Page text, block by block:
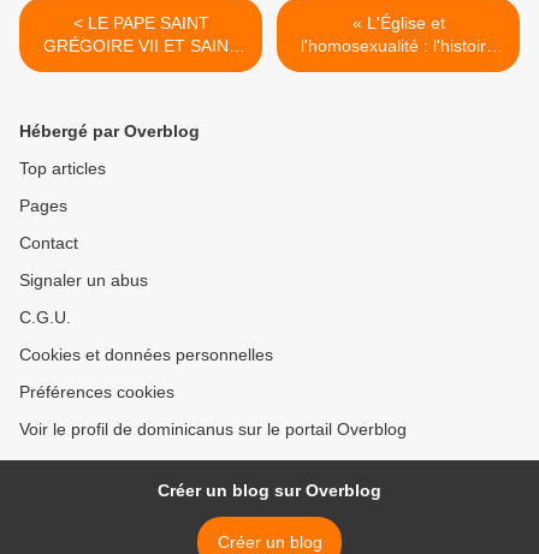
< LE PAPE SAINT
GRÉGOIRE VII ET SAINT
PIERRE DAMIEN ONT
« L'Église et
l'homosexualité : l'histoire
d'une capitulation », publié
Hébergé par Overblog
Top articles
Pages
Contact
Signaler un abus
C.G.U.
Cookies et données personnelles
Préférences cookies
Voir le profil de dominicanus sur le portail Overblog
Créer un blog sur Overblog
Créer un blog